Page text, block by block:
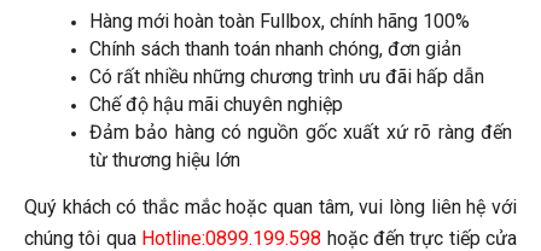
Hàng mới hoàn toàn Fullbox, chính hãng 100%
Chính sách thanh toán nhanh chóng, đơn giản
Có rất nhiều những chương trình ưu đãi hấp dẫn
Chế độ hậu mãi chuyên nghiệp
Đảm bảo hàng có nguồn gốc xuất xứ rõ ràng đến
từ thương hiệu lớn
Quý khách có thắc mắc hoặc quan tâm, vui lòng liên hệ với
chúng tôi qua Hotline:0899.199.598 hoặc đến trực tiếp cửa